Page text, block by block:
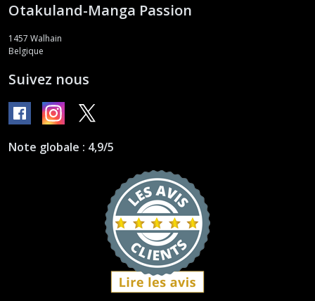
Otakuland-Manga Passion
1457 Walhain
Belgique
Suivez nous
Note globale : 4,9/5